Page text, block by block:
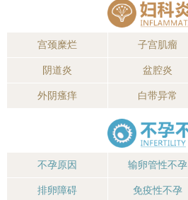
宫颈糜烂 子宫肌瘤
阴道炎 盆腔炎
外阴瘙痒 白带异常
不孕原因 输卵管性不孕
排卵障碍 免疫性不孕